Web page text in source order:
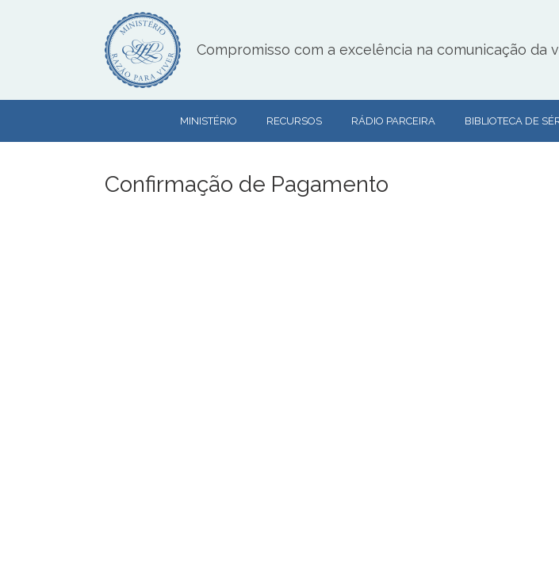
Compromisso com a excelência na comunicação da
MINISTÉRIO RECURSOS RÁDIO PARCEIRA BIBLIOTECA DE
Confirmação de Pagamento